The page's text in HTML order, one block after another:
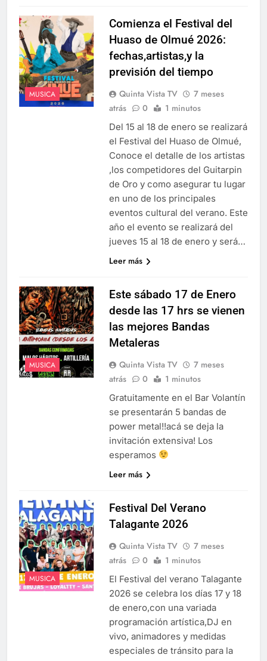
MUSICA
Comienza el Festival del
Huaso de Olmué 2026:
fechas,artistas,y la
previsión del tiempo
Quinta Vista TV
7 meses
atrás
0 1 minutos
Del 15 al 18 de enero se realizará
el Festival del Huaso de Olmué,
Conoce el detalle de los artistas
,los competidores del Guitarpin
de Oro y como asegurar tu lugar
en uno de los principales
eventos cultural del verano. Este
año el evento se realizará del
jueves 15 al 18 de enero y será…
Leer más
MUSICA
Este sábado 17 de Enero
desde las 17 hrs se vienen
las mejores Bandas
Metaleras
Quinta Vista TV
7 meses
atrás
0 1 minutos
Gratuitamente en el Bar Volantín
se presentarán 5 bandas de
power metal!!acá se deja la
invitación extensiva! Los
esperamos
Leer más
MUSICA
Festival Del Verano
Talagante 2026
Quinta Vista TV
7 meses
atrás
0 1 minutos
El Festival del verano Talagante
2026 se celebra los días 17 y 18
de enero,con una variada
programación artística,DJ en
vivo, animadores y medidas
especiales de tránsito para la